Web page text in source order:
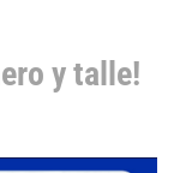
y talle!